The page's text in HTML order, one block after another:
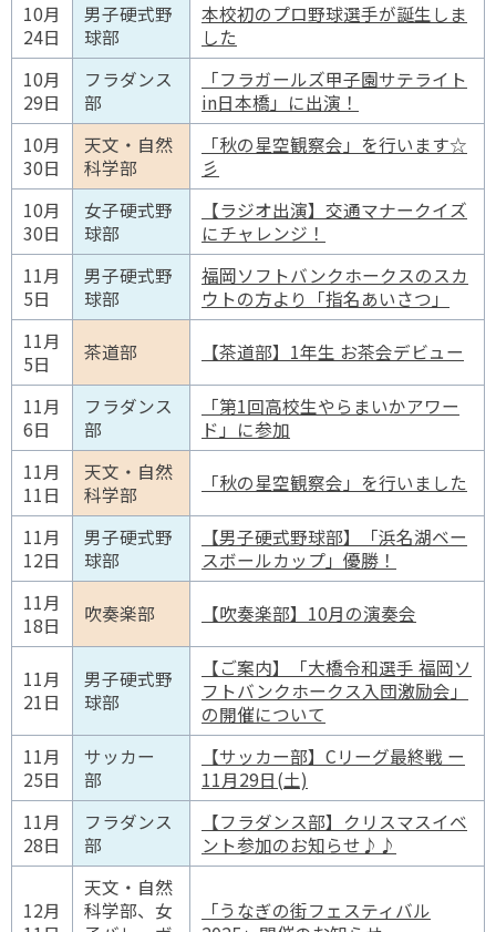
10月
24日
男子硬式野
球部
本校初のプロ野球選手が誕生しま
した
10月
29日
フラダンス
部
「フラガールズ甲子園サテライト
in日本橋」に出演！
10月
30日
天文・自然
科学部
「秋の星空観察会」を行います☆
彡
10月
30日
女子硬式野
球部
【ラジオ出演】交通マナークイズ
にチャレンジ！
11月
5日
男子硬式野
球部
福岡ソフトバンクホークスのスカ
ウトの方より「指名あいさつ」
11月
5日
茶道部 【茶道部】1年生 お茶会デビュー
11月
6日
フラダンス
部
「第1回高校生やらまいかアワー
ド」に参加
11月
11日
天文・自然
科学部
「秋の星空観察会」を行いました
11月
12日
男子硬式野
球部
【男子硬式野球部】「浜名湖ベー
スボールカップ」優勝！
11月
18日
吹奏楽部 【吹奏楽部】10月の演奏会
11月
21日
男子硬式野
球部
【ご案内】「大橋令和選手 福岡ソ
フトバンクホークス入団激励会」
の開催について
11月
25日
サッカー
部
【サッカー部】Cリーグ最終戦 ー
11月29日(土)
11月
28日
フラダンス
部
【フラダンス部】クリスマスイベ
ント参加のお知らせ♪♪
12月
天文・自然
科学部、女
「うなぎの街フェスティバル